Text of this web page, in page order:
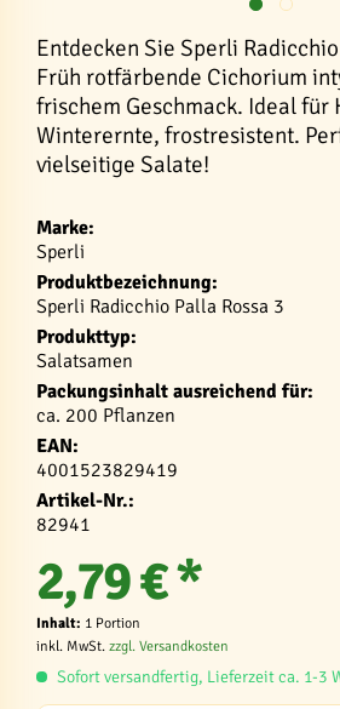
Entdecken Sie Sperli
Früh rotfärbende Cichorium
frischem Geschmack. Ideal für
Winterernte, frostresistent.
vielseitige Salate!
Marke:
Sperli
Produktbezeichnung:
Sperli Radicchio Palla Rossa 3
Produkttyp:
Salatsamen
Packungsinhalt ausreichend für:
ca. 200 Pflanzen
EAN:
4001523829419
Artikel-Nr.:
82941
2,79 € *
Inhalt: 1 Portion
inkl. MwSt. zzgl. Versandkosten
Sofort versandfertig, Lieferzeit ca. 1-3